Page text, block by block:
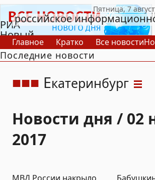
РИА
Новый
День
российское
Главное Кратко Все новости
В России
В мире
Последние новости
Екатеринбург
Новости дня / 02
2017